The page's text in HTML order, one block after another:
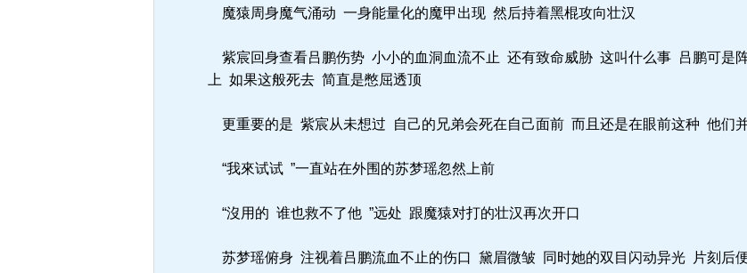
魔猿周身魔气涌动 一身能量化的魔甲出现 然后持着黑棍攻向壮汉
紫宸回身查看吕鹏伤势 小小的血洞血流不止 还有致命威胁 这叫什么事 吕鹏可是
上 如果这般死去 简直是憋屈透顶
更重要的是 紫宸从未想过 自己的兄弟会死在自己面前 而且还是在眼前这种 他们
“我來试试 ”一直站在外围的苏梦瑶忽然上前
“沒用的 谁也救不了他 ”远处 跟魔猿对打的壮汉再次开口
苏梦瑶俯身 注视着吕鹏流血不止的伤口 黛眉微皱 同时她的双目闪动异光 片刻后